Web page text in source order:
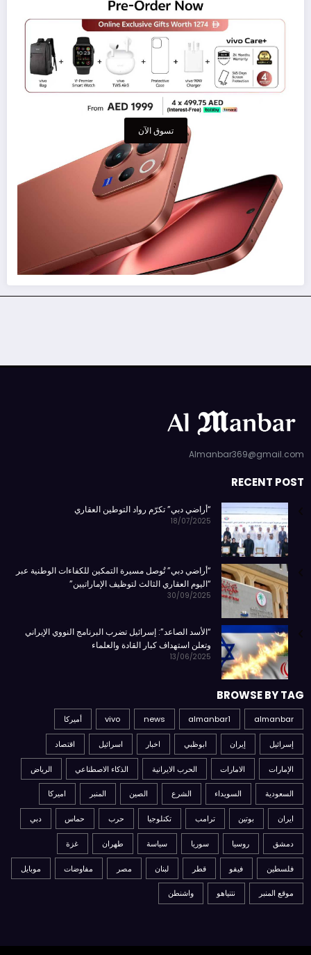
تسوق الآن
Almanbar369@gmail.com
RECENT POST
“أراضي دبي” تكرّم رواد التوطين العقاري
18/07/2025
“أراضي دبي” تُوصل مسيرة التمكين للكفاءات الوطنية عبر
“اليوم العقاري الثالث لتوظيف الإماراتيين”
30/09/2025
“الأسد الصاعد”: إسرائيل تضرب البرنامج النووي الإيراني
وتعلن استهداف كبار القادة والعلماء
13/06/2025
BROWSE BY TAG
almanbar
almanbar1
news
vivo أميركا
إسرائيل إيران ابوظبي اخبار اسرائيل اقتصاد
الإمارات الامارات الحرب الايرانية الذكاء الاصطناعي الرياض
السعودية السويداء الشرع الصين المنبر اميركا
ايران بوتين ترامب تكنلوجيا حرب حماس دبي
دمشق روسيا سوريا سياسة طهران غزة
فلسطين فيفو قطر لبنان مصر مفاوضات موبايل
موقع المنبر نتنياهو واشنطن